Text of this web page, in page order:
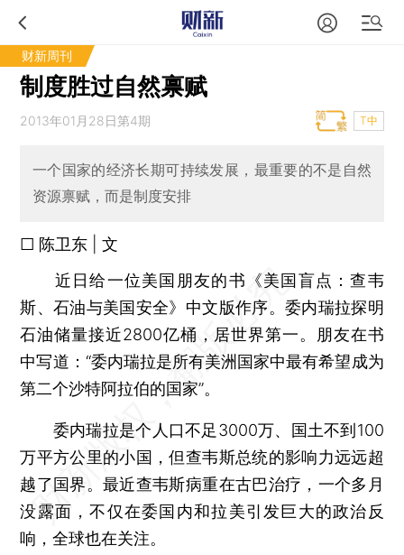
财新周刊
制度胜过自然禀赋
2013年01月28日第4期 T中
一个国家的经济长期可持续发展，最重要的不是自然
资源禀赋，而是制度安排
□ 陈卫东 | 文
近日给一位美国朋友的书《美国盲点：查韦
斯、石油与美国安全》中文版作序。委内瑞拉探明
石油储量接近2800亿桶，居世界第一。朋友在书
中写道：“委内瑞拉是所有美洲国家中最有希望成为
第二个沙特阿拉伯的国家”。
委内瑞拉是个人口不足3000万、国土不到100
万平方公里的小国，但查韦斯总统的影响力远远超
越了国界。最近查韦斯病重在古巴治疗，一个多月
没露面，不仅在委国内和拉美引发巨大的政治反
响，全球也在关注。